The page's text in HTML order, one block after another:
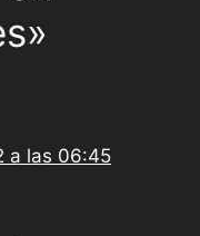
a las 06:45